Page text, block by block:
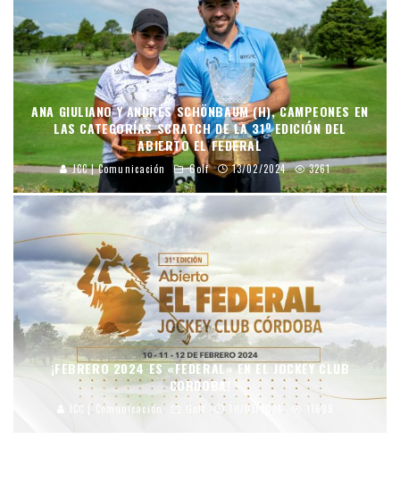
ANA GIULIANO Y ANDRÉS SCHÖNBAUM (H), CAMPEONES EN
LAS CATEGORÍAS SCRATCH DE LA 31º EDICIÓN DEL
ABIERTO EL FEDERAL
JCC | Comunicación Golf 13/02/2024 3261
¡FEBRERO 2024 ES «FEDERAL» EN EL JOCKEY CLUB
CORDOBA!
JCC | Comunicación Golf 10/01/2024 11699